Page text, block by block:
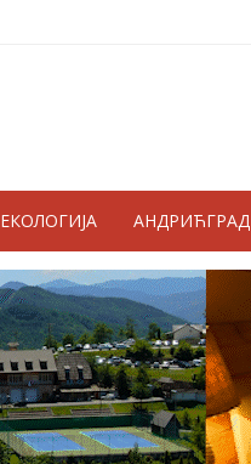
ЕКОЛОГИЈА АНДРИЋГРАД